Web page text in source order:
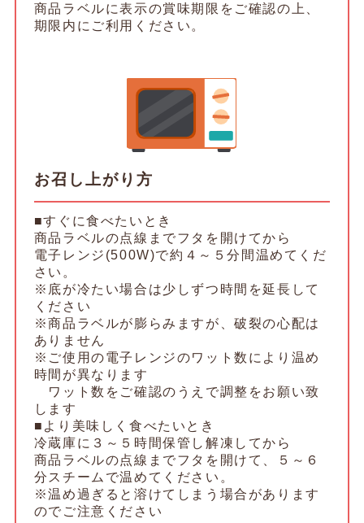
商品ラベルに表示の賞味期限をご確認の上、
期限内にご利用ください。
お召し上がり方
■すぐに食べたいとき
商品ラベルの点線までフタを開けてから
電子レンジ(500W)で約４～５分間温めてくだ
さい。
※底が冷たい場合は少しずつ時間を延長して
ください
※商品ラベルが膨らみますが、破裂の心配は
ありません
※ご使用の電子レンジのワット数により温め
時間が異なります
ワット数をご確認のうえで調整をお願い致
します
■より美味しく食べたいとき
冷蔵庫に３～５時間保管し解凍してから
商品ラベルの点線までフタを開けて、５～６
分スチームで温めてください。
※温め過ぎると溶けてしまう場合があります
のでご注意ください